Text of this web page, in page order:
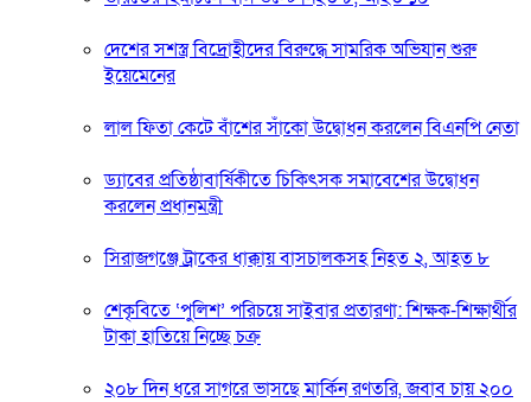
দেশের সশস্ত্র বিদ্রোহীদের বিরুদ্ধে সামরিক অভিযান শুরু
ইয়েমেনের
লাল ফিতা কেটে বাঁশের সাঁকো উদ্বোধন করলেন বিএনপি নেতা
ড্যাবের প্রতিষ্ঠাবার্ষিকীতে চিকিৎসক সমাবেশের উদ্বোধন
করলেন প্রধানমন্ত্রী
সিরাজগঞ্জে ট্রাকের ধাক্কায় বাসচালকসহ নিহত ২, আহত ৮
শেকৃবিতে ‘পুলিশ’ পরিচয়ে সাইবার প্রতারণা: শিক্ষক-শিক্ষার্থীর
টাকা হাতিয়ে নিচ্ছে চক্র
২০৮ দিন ধরে সাগরে ভাসছে মার্কিন রণতরি, জবাব চায় ২০০